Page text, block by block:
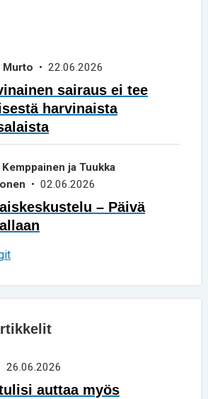
Murto • 22.06.2026
sairaus ei tee
harvinaista
ja Tuukka
• 02.06.2026
– Päivä
26.06.2026
auttaa myös